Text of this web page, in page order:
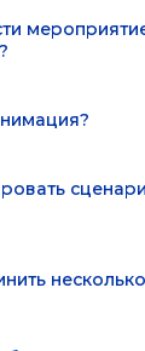
несколько